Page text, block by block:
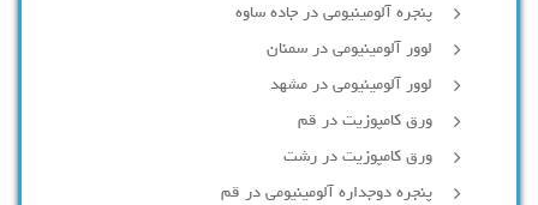
پنجره آلومینیومی در جاده ساوه
لوور آلومینیومی در سمنان
لوور آلومینیومی در مشهد
ورق کامپوزیت در قم
ورق کامپوزیت در رشت
پنجره دوجداره آلومينيومی در قم